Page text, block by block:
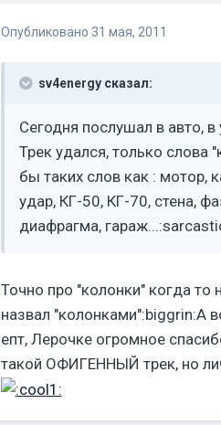
Опубликовано 31 мая, 2011
sv4energy сказал:
Сегодня послушал в авто,
Трек удался, только слова
бы таких слов как : мотор,
удар, КГ-50, КГ-70, стена,
диафрагма,
Точно про "колонки" когда
назвал "колонками":biggrin:А
епт, Лерочке огромное
такой ОФИГЕННЫЙ трек, но